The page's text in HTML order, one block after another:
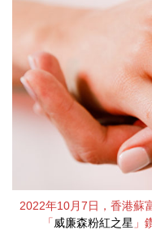
2022年10月7日，香港蘇
「 威廉森粉紅之星 」